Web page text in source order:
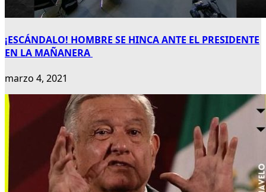
¡ESCÁNDALO! HOMBRE SE HINCA ANTE EL PRESIDENTE
EN LA MAÑANERA
marzo 4, 2021